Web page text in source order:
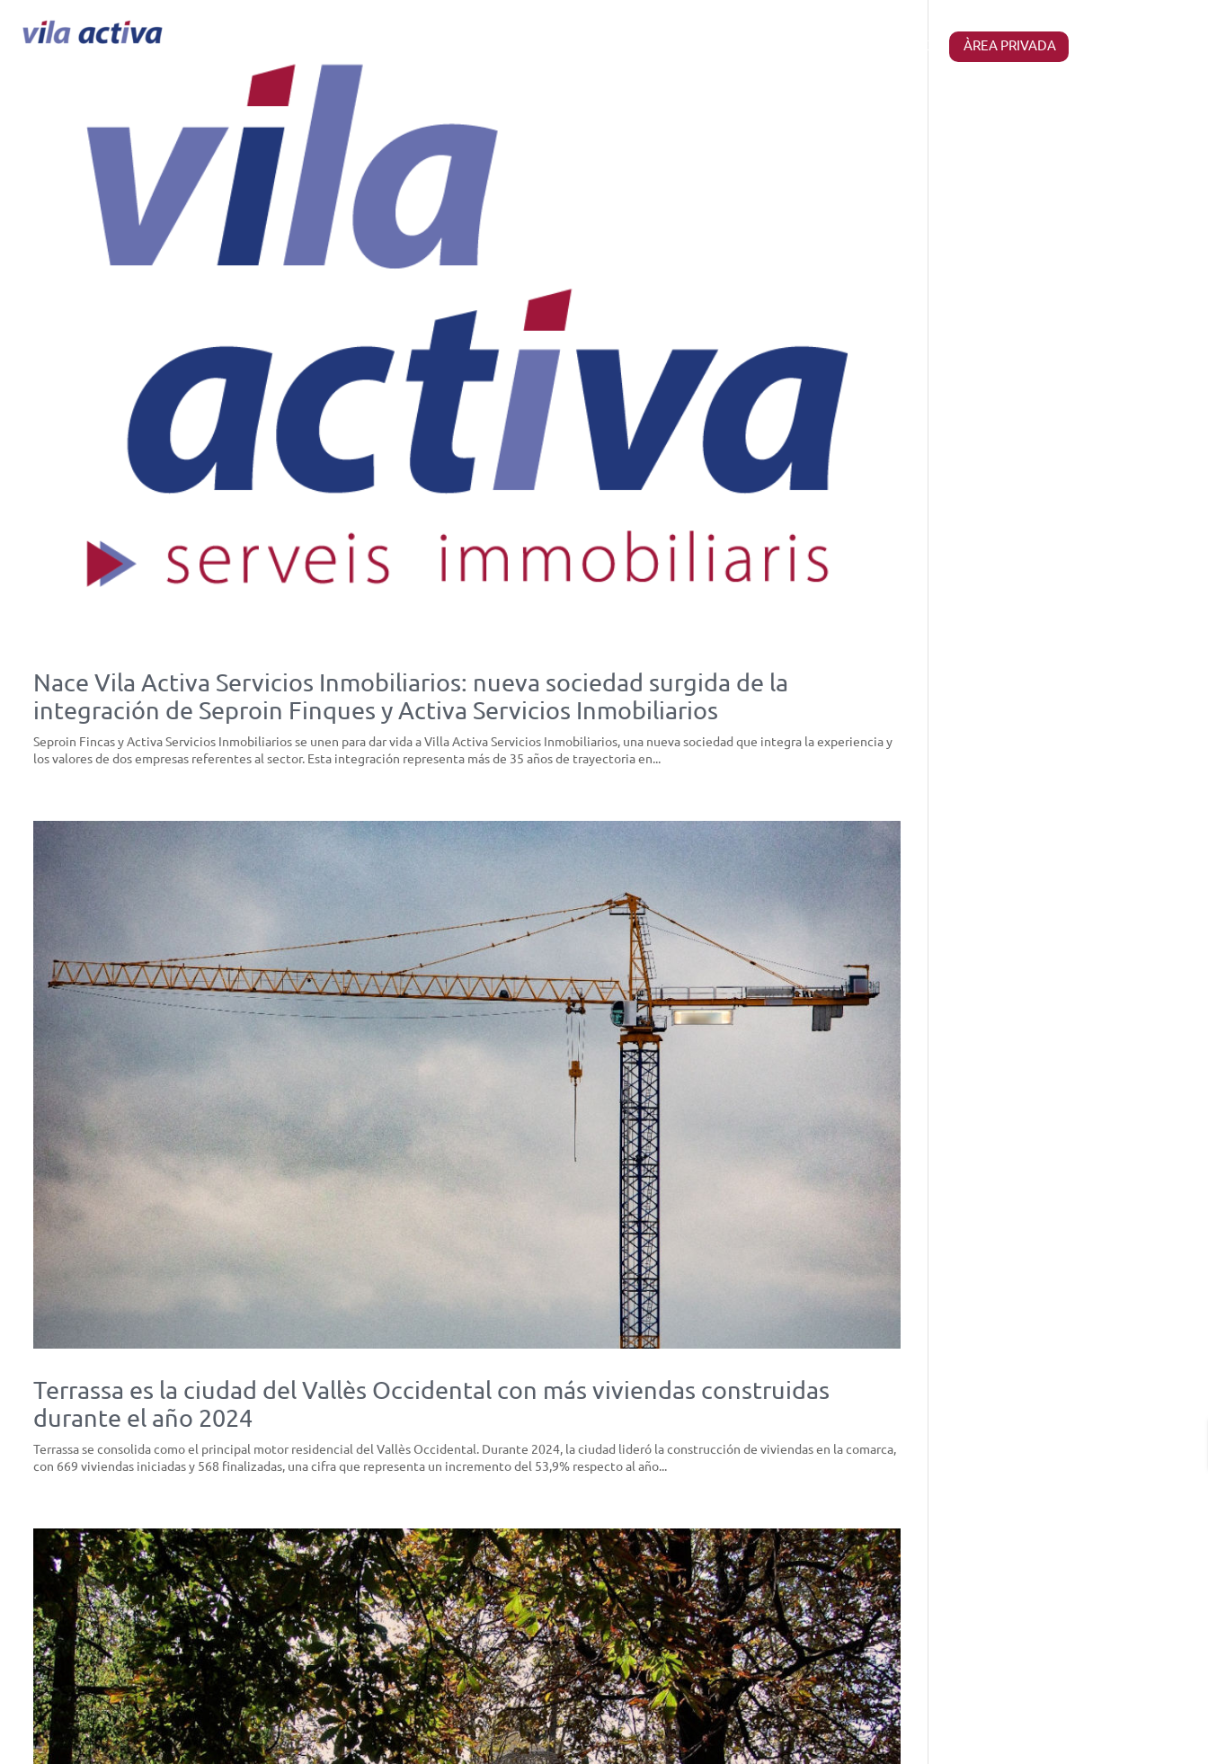
ÀREA PRIVADA
Nace Vila Activa Servicios Inmobiliarios: nueva sociedad surgida de la
integración de Seproin Finques y Activa Servicios Inmobiliarios
Seproin Fincas y Activa Servicios Inmobiliarios se unen para dar vida a Villa Activa Servicios Inmobiliarios, una nueva sociedad que integra la experiencia y
los valores de dos empresas referentes al sector. Esta integración representa más de 35 años de trayectoria en...
Terrassa es la ciudad del Vallès Occidental con más viviendas construidas
durante el año 2024
Terrassa se consolida como el principal motor residencial del Vallès Occidental. Durante 2024, la ciudad lideró la construcción de viviendas en la comarca,
con 669 viviendas iniciadas y 568 finalizadas, una cifra que representa un incremento del 53,9% respecto al año...